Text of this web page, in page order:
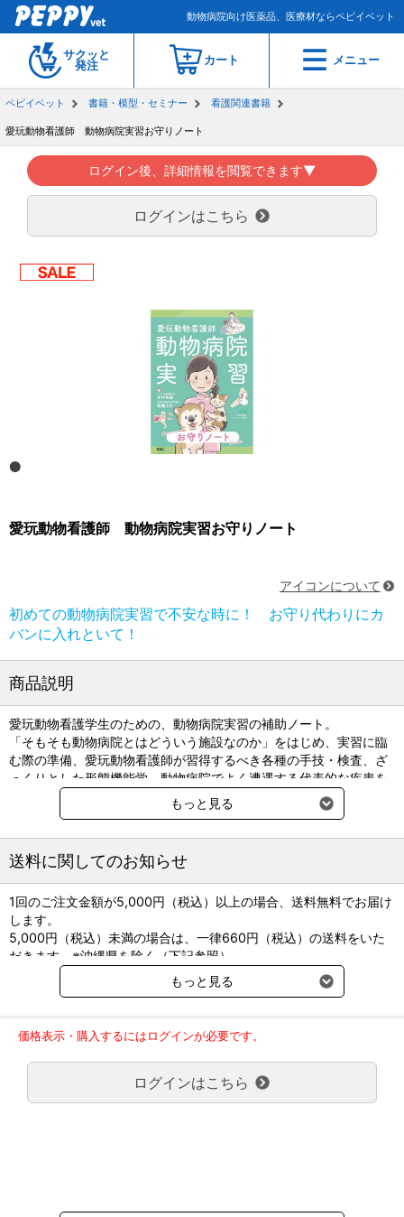
動物病院向け医薬品、医療材ならペピイベット
サクッと
発注
カート メニュー
ペピイベット 書籍・模型・セミナー 看護関連書籍
愛玩動物看護師 動物病院実習お守りノート
ログイン後、詳細情報を閲覧できます▼
ログインはこちら
愛玩動物看護師 動物病院実習お守りノート
アイコンについて
初めての動物病院実習で不安な時に！ お守り代わりにカ
バンに入れといて！
商品説明
愛玩動物看護学生のための、動物病院実習の補助ノート。
「そもそも動物病院とはどういう施設なのか」をはじめ、実習に臨
む際の準備、愛玩動物看護師が習得するべき各種の手技・検査、ざ
っくりとした形態機能学、動物病院でよく遭遇する代表的な疾患を
現役のベテラン愛玩動物看護師によるイラスト多数で、事前学習と
各種の記入欄に書き込めば、達成状況がひと目でわかる。実習中に
気づいたことを書き込んで、あなただけの「最強お守りノート」を
作ろう！
・Ａ5判 192頁 フルカラー
・著：木村祐哉（ヤマザキ動物看護大学）
渡邊力生（大阪ECO動物海洋専門学校）
イラスト：いのぼん（いのぼんイラスト制作所）
もっと見る
送料に関してのお知らせ
1回のご注文金額が5,000円（税込）以上の場合、送料無料でお届け
します。
5,000円（税込）未満の場合は、一律660円（税込）の送料をいた
だきます。※沖縄県を除く（下記参照）
※2017年11月14日（火）より沖縄県へのお届けにつきましては、1
回のご注文金額（税込）が、30,000円以上で配送無料となります。
ご了承のほどよろしくお願い致します。
弊社都合でお届けが２回以上に分かれる場合の送料負担は、１回分
のみで新たな送料は発生しません。
大型商品送料が必要な商品をご注文の場合は、大型商品送料のみご
負担頂きます。
受けます。
もっと見る
価格表示・購入するにはログインが必要です。
ログインはこちら